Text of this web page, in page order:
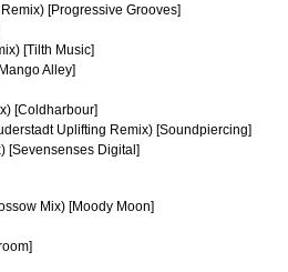
[Progressive Grooves]
[Tilth Music]
Alley]
[Coldharbour]
Uplifting Remix) [Soundpiercing]
[Sevensenses Digital]
Mix) [Moody Moon]